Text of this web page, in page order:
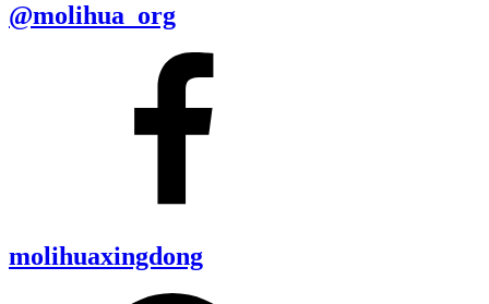
@molihua_org
molihuaxingdong